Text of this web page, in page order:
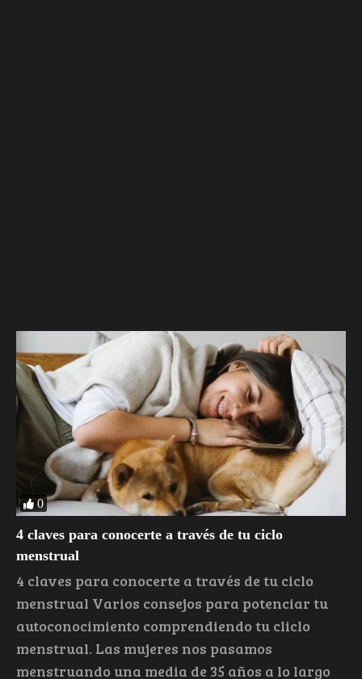
0
4 claves para conocerte a través de tu ciclo
menstrual
4 claves para conocerte a través de tu ciclo
menstrual Varios consejos para potenciar tu
autoconocimiento comprendiendo tu cliclo
menstrual. Las mujeres nos pasamos
menstruando una media de 35 años a lo largo